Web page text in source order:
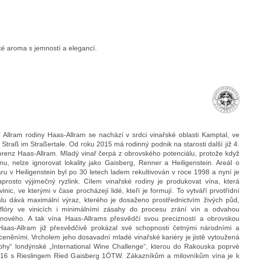
aroma s jemností a elegancí.
Allram rodiny Haas-Allram se nachází v srdci vinařské oblasti Kamptal, ve
im Straßertale. Od roku 2015 má rodinný podnik na starosti další již 4.
Haas-Allram. Mladý vinař čerpá z obrovského potenciálu, protože když
nelze ignorovat lokality jako Gaisberg, Renner a Heiligenstein. Areál o
v Heiligenstein byl po 30 letech ladem rekultivován v roce 1998 a nyní je
výjimečný ryzlink. Cílem vinařské rodiny je produkovat vína, která
ve kterými v čase procházejí lidé, kteří je formují. To vytváří prvotřídní
dává maximální výraz, kterého je dosaženo prostřednictvím živých půd,
ve vinicích i minimálními zásahy do procesu zrání vín a odvahou
A tak vína Haas-Allrams přesvědčí svou precizností a obrovskou
Allram již přesvědčivě prokázal své schopnosti četnými národními a
Vrcholem jeho dosavadní mladé vinařské kariéry je jistě vytoužená
londýnské „International Wine Challenge“, kterou do Rakouska poprvé
s Rieslingem Ried Gaisberg 1ÖTW. Zákazníkům a milovníkům vína je k